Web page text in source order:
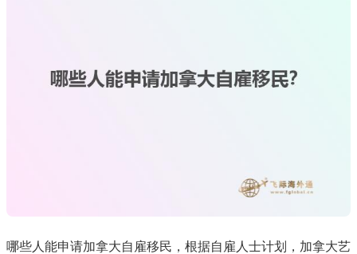
哪些人能申请加拿大自雇移民，根据自雇人士计划，加拿大艺